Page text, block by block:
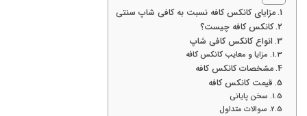
مزایای کانکس کافه نسبت به کافی‌ شاپ سنتی
کانکس کافه چیست؟
انواع کانکس کافی شاپ
مزایا و معایب کانکس کافه
مشخصات کانکس کافه
قیمت کانکس کافه
سخن پایانی
سوالات متداول